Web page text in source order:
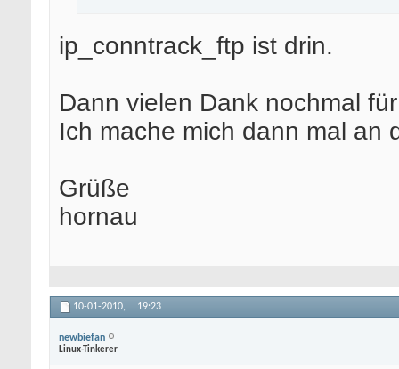
ip_conntrack_ftp ist drin.
Dann vielen Dank nochmal
Ich mache mich dann mal an
Grüße
hornau
10-01-2010, 19:23
newbiefan
Linux-Tinkerer